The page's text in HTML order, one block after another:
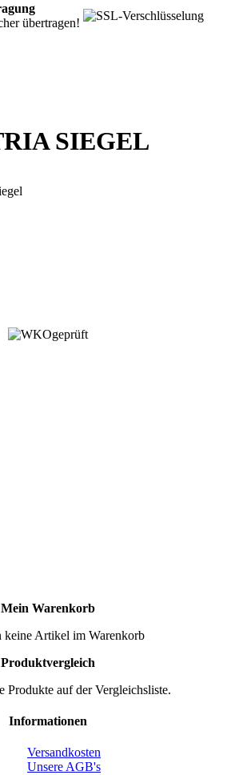
übertragen!
SIEGEL
Mein Warenkorb
keine Artikel im Warenkorb
Produktvergleich
Produkte auf der Vergleichsliste.
Informationen
Versandkosten
Unsere AGB's